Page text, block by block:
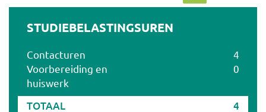
STUDIEBELASTINGSUREN
Contacturen
4
Voorbereiding en
huiswerk
0
TOTAAL 4